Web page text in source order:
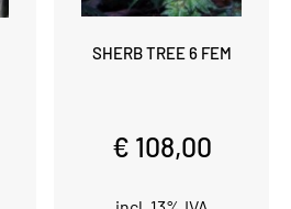
SHERB TREE 6 FEM
€ 108,00